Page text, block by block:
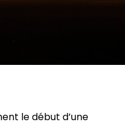
le début d’une